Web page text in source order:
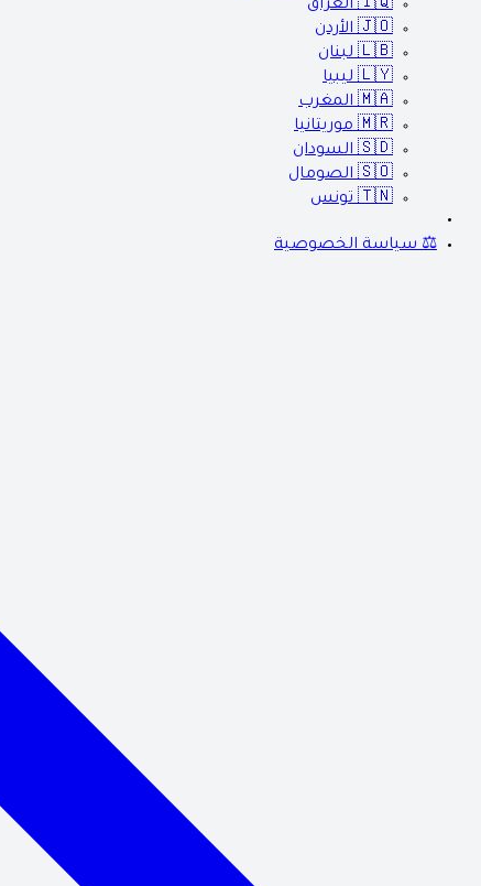
🇮🇶 العراق
🇯🇴 الأردن
🇱🇧 لبنان
🇱🇾 ليبيا
🇲🇦 المغرب
🇲🇷 موريتانيا
🇸🇩 السودان
🇸🇴 الصومال
🇹🇳 تونس
⚖️ سياسة الخصوصية